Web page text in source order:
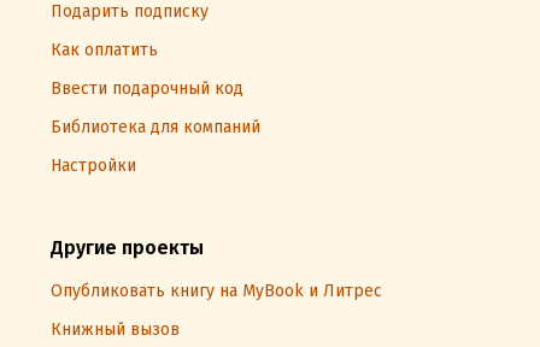
Подарить подписку
Как оплатить
Ввести подарочный код
Библиотека для компаний
Настройки
Другие проекты
Опубликовать книгу на MyBook и Литрес
Книжный вызов